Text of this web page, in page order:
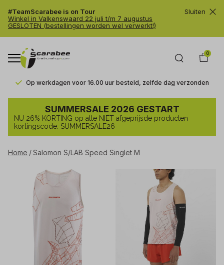
#TeamScarabee is on Tour
Winkel in Valkenswaard 22 juli t/m 7 augustus
GESLOTEN (bestellingen worden wel verwerkt!)
Sluiten
0
Op werkdagen voor 16.00 uur besteld, zelfde dag verzonden
Salomon
S/LAB
Speed
M
Trailrunshop
SUMMERSALE 2026 GESTART
NU 26% KORTING op alle NIET afgeprijsde producten
kortingscode: SUMMERSALE26
Home Salomon S/LAB Speed Singlet M